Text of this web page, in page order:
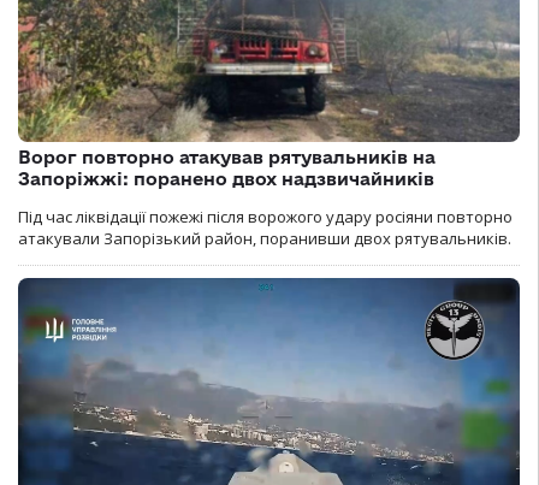
Ворог повторно атакував рятувальників на
Запоріжжі: поранено двох надзвичайників
Під час ліквідації пожежі після ворожого удару росіяни повторно
атакували Запорізький район, поранивши двох рятувальників.